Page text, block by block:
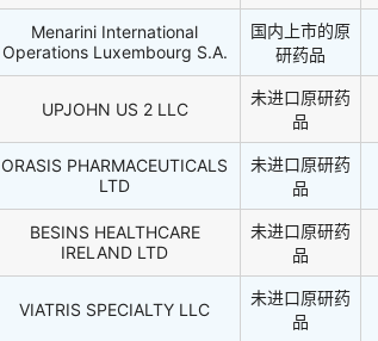
Menarini International
Operations Luxembourg S.A.
国内上市的原
研药品
UPJOHN US 2 LLC
未进口原研药
品
ORASIS PHARMACEUTICALS
LTD
未进口原研药
品
BESINS HEALTHCARE
IRELAND LTD
未进口原研药
品
VIATRIS SPECIALTY LLC
未进口原研药
品